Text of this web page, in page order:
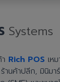
Systems
Rich POS เห
านค้าปลีก, มินิมา